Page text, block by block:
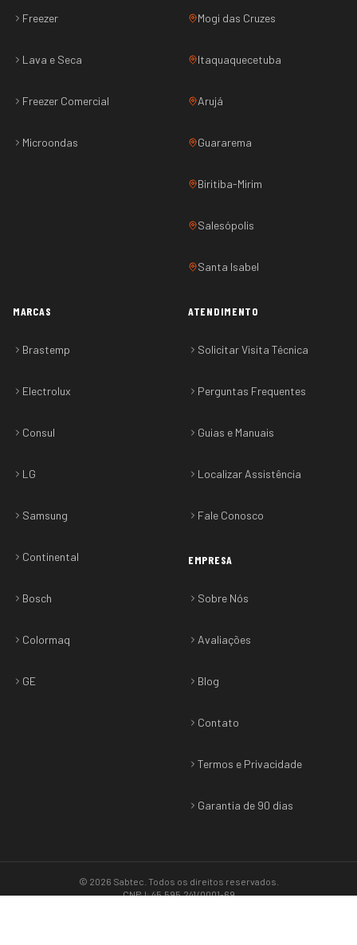
Freezer
Lava e Seca
Freezer Comercial
Microondas
Mogi das Cruzes
Itaquaquecetuba
Arujá
Guararema
Biritiba-Mirim
Salesópolis
Santa Isabel
MARCAS
Brastemp
Electrolux
Consul
LG
Samsung
Continental
Bosch
Colormaq
GE
ATENDIMENTO
Solicitar Visita Técnica
Perguntas Frequentes
Guias e Manuais
Localizar Assistência
Fale Conosco
EMPRESA
Sobre Nós
Avaliações
Blog
Contato
Termos e Privacidade
Garantia de 90 dias
© 2026 Sabtec . Todos os direitos reservados.
CNPJ: 45.595.241/0001-69